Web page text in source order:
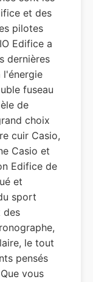
et des
pilotes
Edifice a
dernières
l'énergie
fuseau
de
choix
cuir Casio,
Casio et
Edifice de
et
sport
des
le tout
pensés
vous